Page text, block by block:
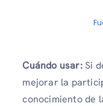
Cuándo usar:Si
mejorar la
conocimiento de